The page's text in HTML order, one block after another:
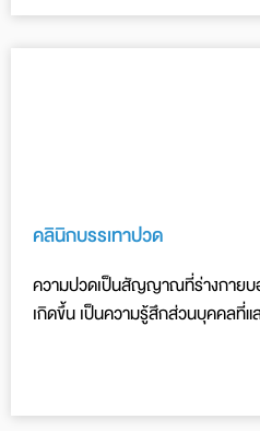
คลินิกบรรเทาปวด
ความปวดเป็นสัญญาณที่ร่างกายบ
เกิดขึ้น เป็นความรู้สึกส่วนบุคคลที่